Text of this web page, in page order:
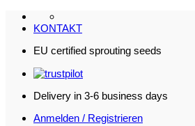
Zum
Inhalt
KONTAKT
EU certified sprouting seeds
Delivery in 3-6 business days
Anmelden / Registrieren